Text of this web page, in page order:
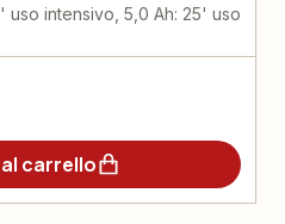
uso intensivo, 5,0 Ah: 25' uso
carrello